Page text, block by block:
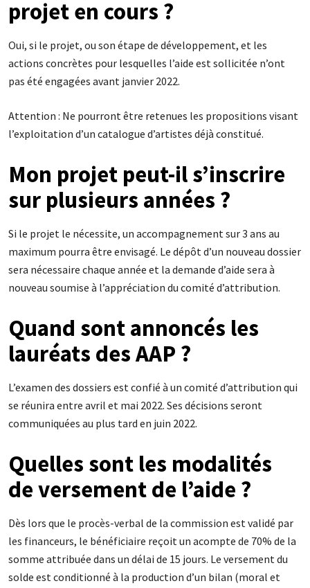
projet en cours ?
Oui, si le projet, ou son étape de développement, et les
actions concrètes pour lesquelles l’aide est sollicitée n’ont
pas été engagées avant janvier 2022.
Attention : Ne pourront être retenues les propositions visant
l’exploitation d’un catalogue d’artistes déjà constitué.
Mon projet peut-il s’inscrire
sur plusieurs années ?
Si le projet le nécessite, un accompagnement sur 3 ans au
maximum pourra être envisagé. Le dépôt d’un nouveau dossier
sera nécessaire chaque année et la demande d’aide sera à
nouveau soumise à l’appréciation du comité d’attribution.
Quand sont annoncés les
lauréats des AAP ?
L’examen des dossiers est confié à un comité d’attribution qui
se réunira entre avril et mai 2022. Ses décisions seront
communiquées au plus tard en juin 2022.
Quelles sont les modalités
de versement de l’aide ?
Dès lors que le procès-verbal de la commission est validé par
les financeurs, le bénéficiaire reçoit un acompte de 70% de la
somme attribuée dans un délai de 15 jours. Le versement du
solde est conditionné à la production d’un bilan (moral et